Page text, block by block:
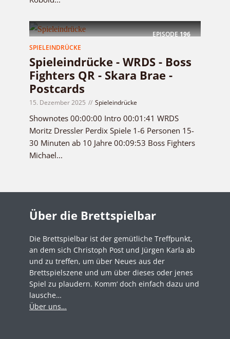
EPISODE196
SPIELEINDRÜCKE
Spieleindrücke - WRDS - Boss
Fighters QR - Skara Brae -
Postcards
15. Dezember 2025 Spieleindrücke
Shownotes 00:00:00 Intro 00:01:41 WRDS
Moritz Dressler Perdix Spiele 1-6 Personen 15-
30 Minuten ab 10 Jahre 00:09:53 Boss Fighters
Michael...
Über die Brettspielbar
Die Brettspielbar ist der gemütliche Treffpunkt,
an dem sich Christoph Post und Jürgen Karla ab
und zu treffen, um über Neues aus der
Brettspielszene und um über dieses oder jenes
Spiel zu plaudern. Komm‘ doch einfach dazu und
lausche…
Über uns…